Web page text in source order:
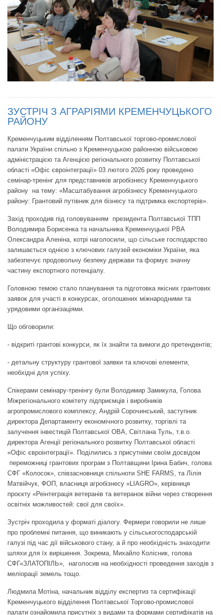
ЗУСТРІЧ З АГРАРІЯМИ КРЕМЕНЧУЦЬКОГО
РАЙОНУ
Кременчуцьким відділенням Полтавської торгово-промислової
палати України спільно з Кременчуцькою районною військовою
адміністрацією та Агенцією регіонального розвитку Полтавської
області «Офіс євроінтеграції» 03 лютого 2026 року проведено
семінар-тренінг для представників агробізнесу Кременчуцького
району на тему: «Масштабування агробізнесу Кременчуцького
району: Грантовий путівник для бізнесу та підтримка експортерів».
Захід проходив під головуванням президента Полтавської ТПП
Володимира Борисенка та начальника Кременчуцької РВА
Олександра Аленіна, котрі наголосили, що сільське господарство
залишається однією з ключових галузей економіки України, яка
забезпечує продовольчу безпеку держави та формує значну
частину експортного потенціалу.
Головною темою стало планування та підготовка якісних грантових
заявок для участі в конкурсах, оголошених міжнародними та
урядовими організаціями.
Що обговорили:
- відкриті грантові конкурси, як їх знайти та вимоги до претендентів;
- детальну структуру грантової заявки та ключові елементи,
необхідні для успіху.
Спікерами семінару-тренінгу були Володимир Замикула, Голова
Міжрегіонального комітету підприємців і виробників
агропромислового комплексу, Андрій Сорочинський, заступник
директора Департаменту економічного розвитку, торгівлі та
залучення інвестицій Полтавської ОВА, Світлана Туль, т.в.о.
директора Агенції регіонального розвитку Полтавської області
«Офіс євроінтеграції». Поділились з присутніми своїм досвідом
переможниці грантових програм з Полтавщини Ірина Бабич, голова
СФГ «Колосок», співзасновниця спільноти SHE FARMS, та Лілія
Матвійчук, ФОП, власниця агробізнесу «LIAGRO», керівниця
проєкту «Реінтеграція ветеранів та ветеранок війни через створення
освітніх можливостей: свої для своїх».
Зустріч проходила у форматі діалогу. Фермери говорили не лише
про проблемні питання, що виникають у сільськогосподарській
галузі під час дії військового стану, а й про необхідність знаходити
шляхи для їх вирішення. Зокрема, Михайло Колісник, голова
СФГ«ЗЛАТОПІЛЬ», наголосив на необхідності проведення заходів з
меліорації земель тощо.
Людмила Мотіна начальник відділу експертиз та сертифікації
Кременчуцького відділення Полтавської Торгово-промислової
палати ознайомила присутніх з видами та формами сертифікатів на